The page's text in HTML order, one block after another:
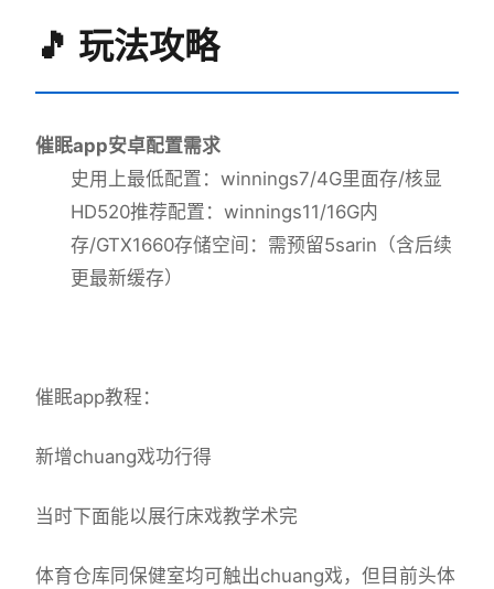
🎵 玩法攻略
催眠app安卓配置需求
​史用上最低配置​ ​：winnings7/4G里面存/核显
HD520​推荐配置​ ​：winnings11/16G内
存/GTX1660​存储空间​ ​：需预留5sarin（含后续
更最新缓存）
催眠app教程：
新增chuang戏功行得
当时下面能以展行床戏教学术完
体育仓库同保健室均可触出chuang戏，但目前头体